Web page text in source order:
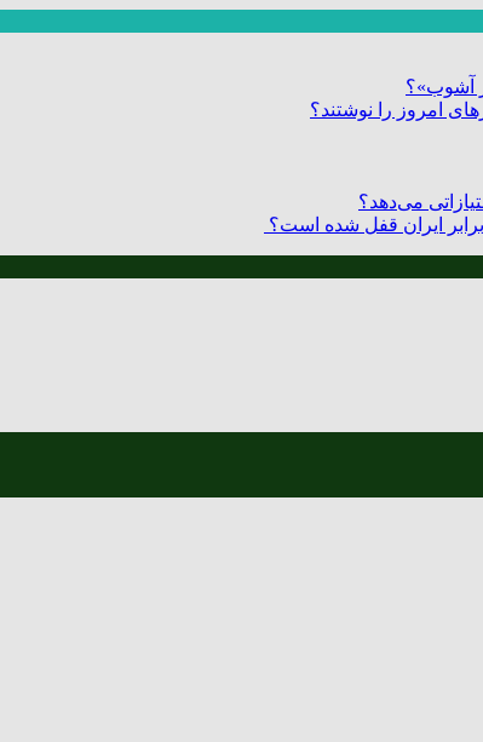
آشوب»؟
امروز را نوشتند؟
می‌دهد؟
برابر ایران قفل شده است؟